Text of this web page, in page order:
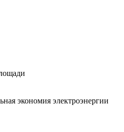
экономия электроэнергии